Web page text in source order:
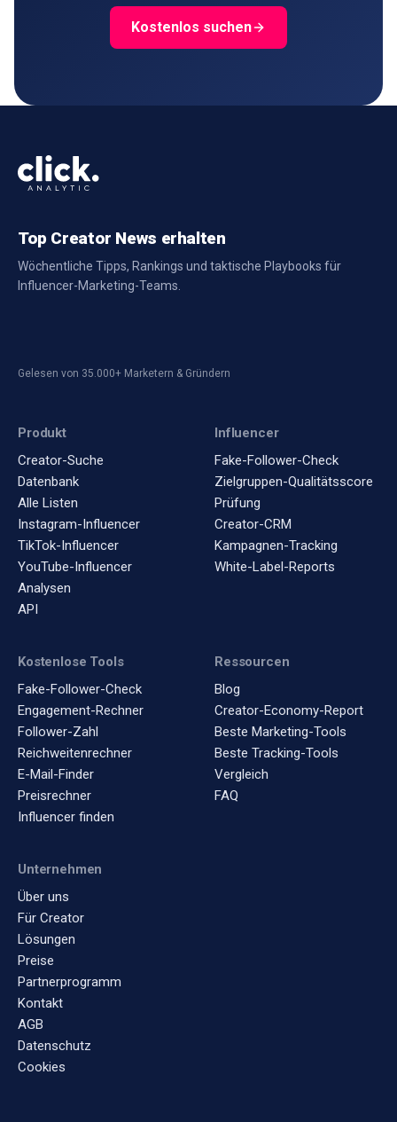
Kostenlos suchen
Top Creator News erhalten
Wöchentliche Tipps, Rankings und taktische Playbooks für
Influencer-Marketing-Teams.
Gelesen von 35.000+ Marketern & Gründern
Produkt
Creator-Suche
Datenbank
Alle Listen
Instagram-Influencer
TikTok-Influencer
YouTube-Influencer
Analysen
API
Influencer
Fake-Follower-Check
Zielgruppen-Qualitätsscore
Prüfung
Creator-CRM
Kampagnen-Tracking
White-Label-Reports
Kostenlose Tools
Fake-Follower-Check
Engagement-Rechner
Follower-Zahl
Reichweitenrechner
E-Mail-Finder
Preisrechner
Influencer finden
Ressourcen
Blog
Creator-Economy-Report
Beste Marketing-Tools
Beste Tracking-Tools
Vergleich
FAQ
Unternehmen
Über uns
Für Creator
Lösungen
Preise
Partnerprogramm
Kontakt
AGB
Datenschutz
Cookies